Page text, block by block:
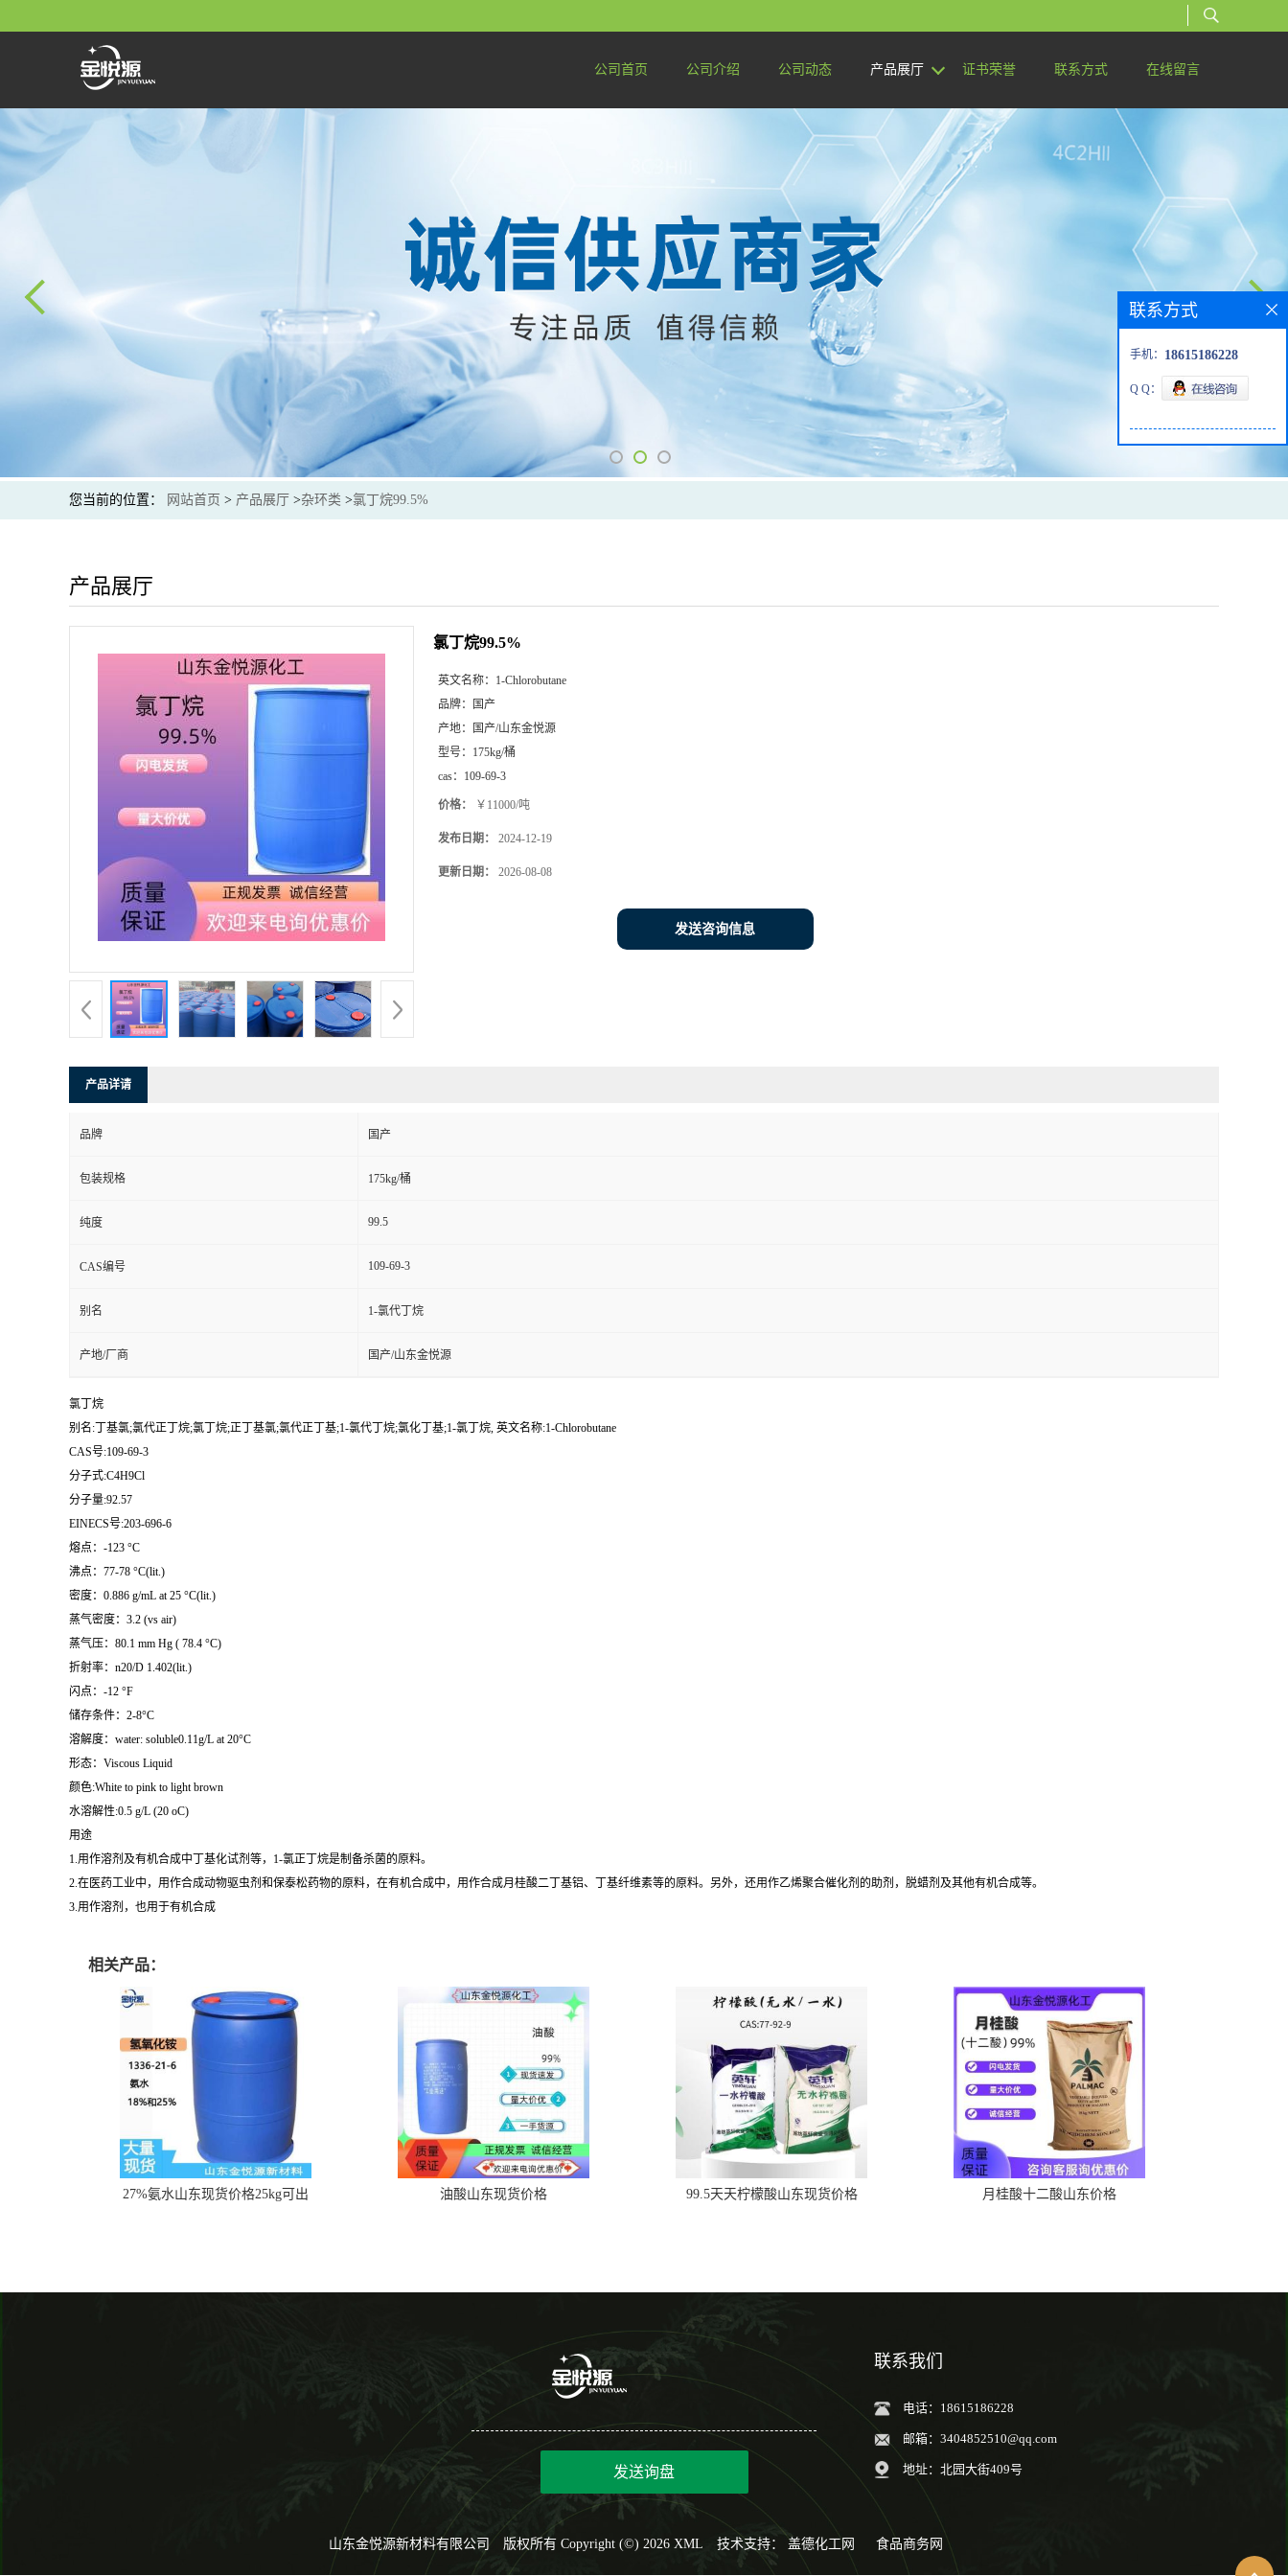
公司首页 公司介绍 公司动态 产品展厅 证书荣誉 联系方式 在线留言
您当前的位置： 网站首页 > 产品展厅 >杂环类 >氯丁烷99.5%
产品展厅
氯丁烷99.5%
英文名称： 1-Chlorobutane
品牌：
国产
产地：
国产/山东金悦源
型号： 175kg/桶
cas： 109-69-3
价格： ￥11000/吨
发布日期： 2024-12-19
更新日期： 2026-08-08
发送咨询信息
产品详请
品牌 国产
包装规格 175kg/桶
纯度 99.5
CAS编号 109-69-3
别名 1-氯代丁烷
产地/厂商 国产/山东金悦源
氯丁烷
别名:丁基氯;氯代正丁烷;氯丁烷;正丁基氯;氯代正丁基;1-氯代丁烷;氯化丁基;1-氯丁烷, 英文名称:1-Chlorobutane
CAS号:109-69-3
分子式:C4H9Cl
分子量:92.57
EINECS号:203-696-6
熔点：-123 °C
沸点：77-78 °C(lit.)
密度：0.886 g/mL at 25 °C(lit.)
蒸气密度：3.2 (vs air)
蒸气压：80.1 mm Hg ( 78.4 °C)
折射率：n20/D 1.402(lit.)
闪点：-12 °F
储存条件：2-8°C
溶解度：water: soluble0.11g/L at 20°C
形态：Viscous Liquid
颜色:White to pink to light brown
水溶解性:0.5 g/L (20 oC)
用途
1.用作溶剂及有机合成中丁基化试剂等，1-氯正丁烷是制备杀菌的原料。
2.在医药工业中，用作合成动物驱虫剂和保泰松药物的原料，在有机合成中，用作合成月桂酸二丁基铝、丁基纤维素等的原料。另外，还用作乙烯聚合催化剂的助剂，脱蜡剂及其他有机合成等。
3.用作溶剂，也用于有机合成
相关产品：
27%氨水山东现货价格25kg可出 油酸山东现货价格 99.5天天柠檬酸山东现货价格 月桂酸十二酸山东价格
联系方式
手机： 18615186228
Q Q：
发送询盘
联系我们
电话：18615186228
邮箱： 3404852510@qq.com
地址：北园大街409号
山东金悦源新材料有限公司 版权所有 Copyright (©) 2026 XML 技术支持： 盖德化工网 食品商务网